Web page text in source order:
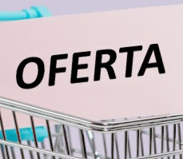
1.13-
1.17
10.5 836
1.22
10.9 868 ≥14
1.22-
1.25
1.25-
1.28
11.6 923 ≥14